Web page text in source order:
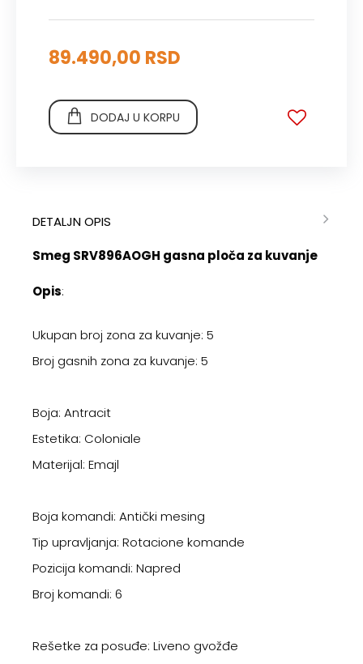
89.490,00 RSD
DODAJ U KORPU
DETALJN OPIS
Smeg SRV896AOGH gasna ploča za kuvanje
Opis:
Ukupan broj zona za kuvanje: 5
Broj gasnih zona za kuvanje: 5
Boja: Antracit
Estetika: Coloniale
Materijal: Emajl
Boja komandi: Antički mesing
Tip upravljanja: Rotacione komande
Pozicija komandi: Napred
Broj komandi: 6
Rešetke za posuđe: Liveno gvožđe